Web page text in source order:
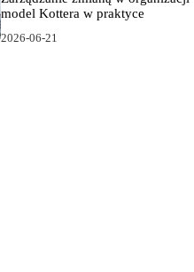
model Kottera w praktyce
2026-06-21